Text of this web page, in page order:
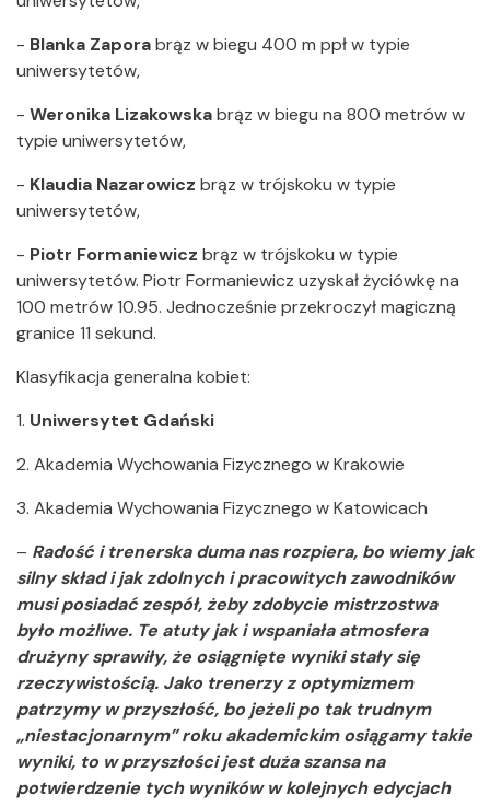
- Blanka Zaporabrąz w biegu 400 m ppł w typie
uniwersytetów,
- Weronika Lizakowskabrąz w biegu na 800 metrów w
typie uniwersytetów,
- Klaudia Nazarowicz brąz w trójskoku w typie
uniwersytetów,
- Piotr Formaniewicz brąz w trójskoku w typie
uniwersytetów. Piotr Formaniewicz uzyskał życiówkę na
100 metrów 10.95. Jednocześnie przekroczył magiczną
granice 11 sekund.
Klasyfikacja generalna kobiet:
1. Uniwersytet Gdański
2. Akademia Wychowania Fizycznego w Krakowie
3. Akademia Wychowania Fizycznego w Katowicach
– Radość i trenerska duma nas rozpiera, bo wiemy jak
silny skład i jak zdolnych i pracowitych zawodników
musi posiadać zespół, żeby zdobycie mistrzostwa
było możliwe. Te atuty jak i wspaniała atmosfera
drużyny sprawiły, że osiągnięte wyniki stały się
rzeczywistością. Jako trenerzy z optymizmem
patrzymy w przyszłość, bo jeżeli po tak trudnym
„niestacjonarnym” roku akademickim osiągamy takie
wyniki, to w przyszłości jest duża szansa na
potwierdzenie tych wyników w kolejnych edycjach